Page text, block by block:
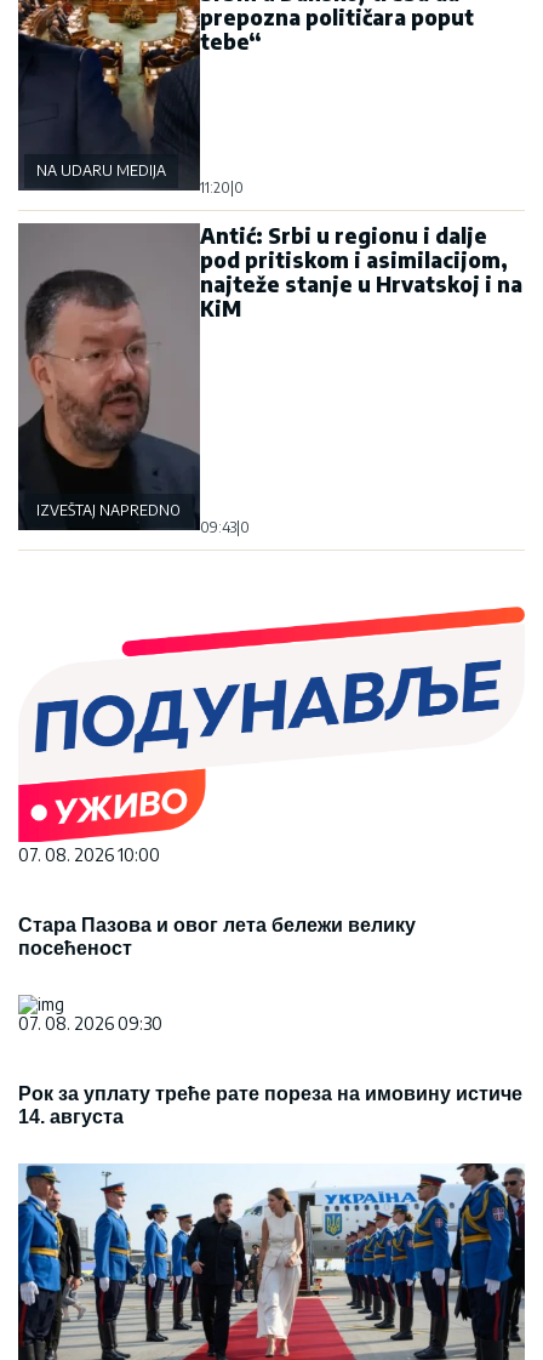
NA UDARU MEDIJA
prepozna političara poput
tebe“
11:20 0
IZVEŠTAJ NAPREDNOG KLUBA
Antić: Srbi u regionu i dalje
pod pritiskom i asimilacijom,
najteže stanje u Hrvatskoj i na
KiM
09:43 0
07. 08. 2026 10:00
Стара Пазова и овог лета бележи велику
посећеност
07. 08. 2026 09:30
Рок за уплату треће рате пореза на имовину истиче
14. августа